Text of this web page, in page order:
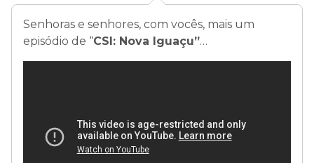
Senhoras e senhores, com vocês, mais um
episódio de “CSI: Nova Iguaçu”…